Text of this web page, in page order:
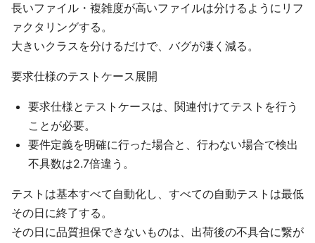
長いファイル・複雑度が高いファイルは分けるようにリフ
ァクタリングする。
大きいクラスを分けるだけで、バグが凄く減る。
要求仕様のテストケース展開
要求仕様とテストケースは、関連付けてテストを行う
ことが必要。
要件定義を明確に行った場合と、行わない場合で検出
不具数は2.7倍違う。
テストは基本すべて自動化し、すべての自動テストは最低
その日に終了する。
その日に品質担保できないものは、出荷後の不具合に繋が